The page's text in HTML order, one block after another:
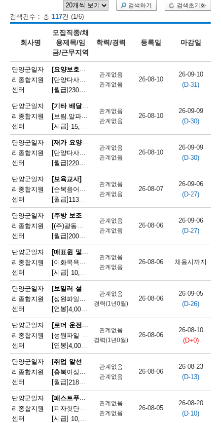
검색하기 검색초기화
검색건수 : 총 117건 (1/6)
회사명
모집직종/채
용제목/임
금/근무지역
학력/경력 등록일 마감일
단양군일자
리종합지원
센터
[요양보호사(노인요양사)]
[단양다사랑노인요양원] 시설 요양보호사 모집
[월급] 230만원
관계없음
관계없음
26-08-10
26-09-10
(D-31)
단양군일자
리종합지원
센터
[기타 배달원(비정기 배달원)]
[보림.알파(단양점)] 매장 정리 및 배달원 모집
[시급] 15,000원 | 충청북도 단양군 단양읍 중앙2로 2
관계없음
관계없음
26-08-10
26-09-09
(D-30)
단양군일자
리종합지원
센터
[재가 요양보호사]
[단양다사랑노인요양원] 주간보호 요양보호사 모집
[월급] 220만원
관계없음
관계없음
26-08-10
26-09-09
(D-30)
단양군일자
리종합지원
센터
[보육교사]
[순복음어린이집] 순복음어린이집 보육교사(오전보조) 모집
[월급] 113만원
관계없음
관계없음
26-08-07
26-09-06
(D-27)
단양군일자
리종합지원
센터
[주방 보조원]
[(주)광동유통] 세척(설거지) 직원 모집(고속도로휴게소)
[월급] 200만원
관계없음
관계없음
26-08-06
26-09-06
(D-27)
단양군일자
리종합지원
센터
[매표원 및 복권 판매원]
[이화목욕탕찜질방] 이화파크텔 카운터 직원 모집
[시급] 10,320원 |
관계없음
관계없음
26-08-06 채용시까지
단양군일자
리종합지원
센터
[보일러 설치 및 정비원]
[성원파일주식회사]공장 보일러기사 채용 (에너지자격 우대 / 정규직)
[연봉]4,000만원 충청북도 단양군 매포읍 단양산업단지2로 47
관계없음
경력(1년0월)
26-08-06
26-09-05
(D-26)
단양군일자
리종합지원
센터
[로더 운전원(페이로더 운전원)]
[성원파일 주식회사] 로더기사 운전원 채용(자격증소지자/ 정규직)
[연봉]4,000만원 충청북도 단양군 매포읍 단양산업단지2로 47
관계없음
경력(1년0월)
26-08-06
26-08-10
(D+0)
단양군일자
리종합지원
센터
[취업 알선원]
[충북여성새로일하기지원본부] 직원채용(단양)
[월급] 218만원
관계없음
관계없음
26-08-06
26-08-23
(D-13)
단양군일자
리종합지원
센터
[패스트푸드 준비원]
[피자헛단양점]피자헛 단양점 파트타임 직원 모집
[시급] 10,320원 | 충청북도 단양군 단양읍 삼봉로 247
관계없음
관계없음
26-08-05
26-08-20
(D-10)
등
채
용
정
보
오
늘
마
감
되
는
채
용
정
보
단
양
군
채
용
정
보